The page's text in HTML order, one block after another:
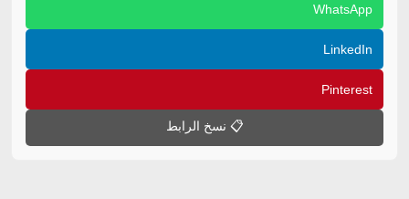
WhatsApp
LinkedIn
Pinterest
📋 نسخ الرابط